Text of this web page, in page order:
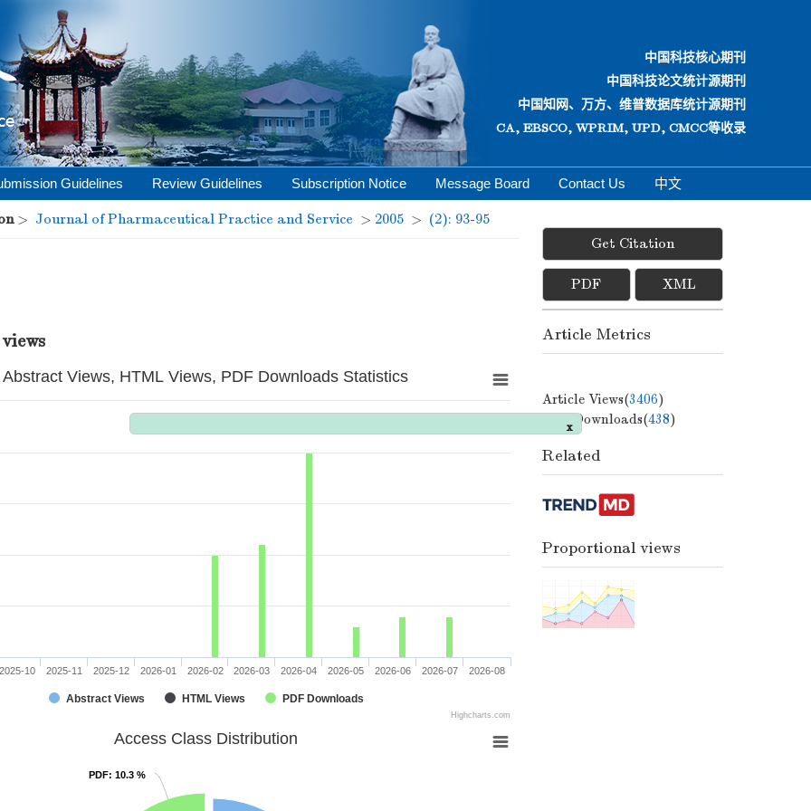
中国科技核心期刊
中国科技论文统计源期刊
中国知网、万方、维普数据库统计源期刊
CA, EBSCO, WPRIM, UPD, CMCC等收录
Guidelines Review Guidelines Subscription Notice Message Board Contact Us 中文
x
> Journal of Pharmaceutical Practice and Service > 2005 > (2): 93-95
Abstract Views, HTML Views, PDF Downloads Statistics
Abstract Views HTML Views PDF Downloads
10 2025-11 2025-12 2026-01 2026-02 2026-03 2026-04 2026-05 2026-06 2026-07 2026-08
Highcharts.com
Access Class Distribution
PDF: 10.3 %
PDF: 10.3 %
Get Citation
PDF XML
Article Metrics
Article Views(3406)
PDF Downloads(438)
Related
Proportional views